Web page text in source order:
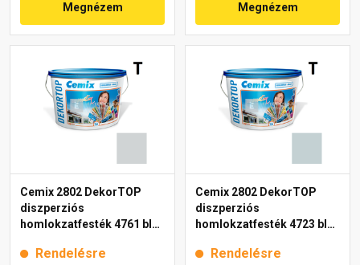
Megnézem Megnézem
Cemix 2802 DekorTOP
diszperziós
homlokzatfesték 4761 blue
Rendelésre
Cemix 2802 DekorTOP
diszperziós
homlokzatfesték 4723 blue
Rendelésre